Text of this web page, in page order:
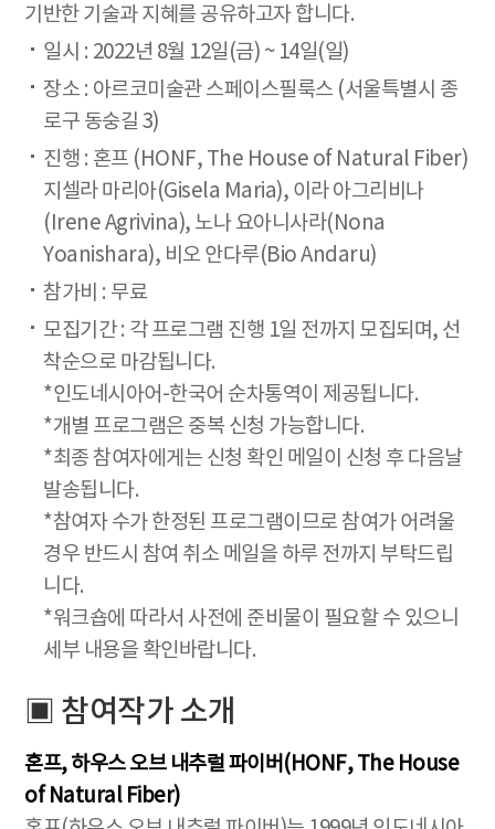
기반한 기술과 지혜를 공유하고자 합니다.
일시 : 2022년 8월 12일(금) ~ 14일(일)
장소 : 아르코미술관 스페이스필룩스 (서울특별시 종
로구 동숭길 3)
진행 : 혼프 (HONF, The House of Natural Fiber)
지셀라 마리아(Gisela Maria), 이라 아그리비나
(Irene Agrivina), 노나 요아니사라(Nona
Yoanishara), 비오 안다루(Bio Andaru)
참가비 : 무료
모집기간 : 각 프로그램 진행 1일 전까지 모집되며, 선
착순으로 마감됩니다.
*인도네시아어-한국어 순차통역이 제공됩니다.
*개별 프로그램은 중복 신청 가능합니다.
*최종 참여자에게는 신청 확인 메일이 신청 후 다음날
발송됩니다.
*참여자 수가 한정된 프로그램이므로 참여가 어려울
경우 반드시 참여 취소 메일을 하루 전까지 부탁드립
니다.
*워크숍에 따라서 사전에 준비물이 필요할 수 있으니
세부 내용을 확인바랍니다.
▣ 참여작가 소개
혼프, 하우스 오브 내추럴 파이버(HONF, The House
of Natural Fiber)